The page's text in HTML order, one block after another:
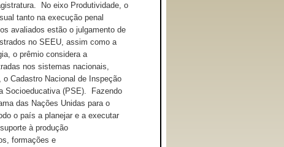
No eixo Produtividade, o
tanto na execução penal
avaliados estão o julgamento de
no SEEU, assim como a
o prêmio considera a
nos sistemas nacionais,
Cadastro Nacional de Inspeção
Socioeducativa (PSE). Fazendo
das Nações Unidas para o
o país a planejar e a executar
à produção
formações e